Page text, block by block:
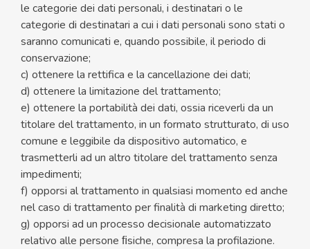
le categorie dei dati personali, i destinatari o le
categorie di destinatari a cui i dati personali sono stati o
saranno comunicati e, quando possibile, il periodo di
conservazione;
c) ottenere la rettifica e la cancellazione dei dati;
d) ottenere la limitazione del trattamento;
e) ottenere la portabilità dei dati, ossia riceverli da un
titolare del trattamento, in un formato strutturato, di uso
comune e leggibile da dispositivo automatico, e
trasmetterli ad un altro titolare del trattamento senza
impedimenti;
f) opporsi al trattamento in qualsiasi momento ed anche
nel caso di trattamento per finalità di marketing diretto;
g) opporsi ad un processo decisionale automatizzato
relativo alle persone ﬁsiche, compresa la profilazione.